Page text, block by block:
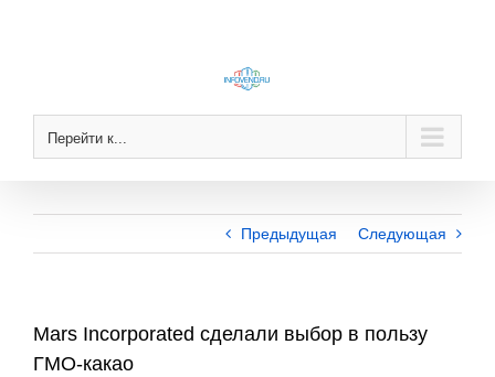
Перейти к...
Предыдущая Следующая
Mars Incorporated сделали выбор в пользу
ГМО-какао